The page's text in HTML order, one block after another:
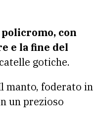
policromo, con
e la fine del
gotiche.
manto, foderato in
un prezioso